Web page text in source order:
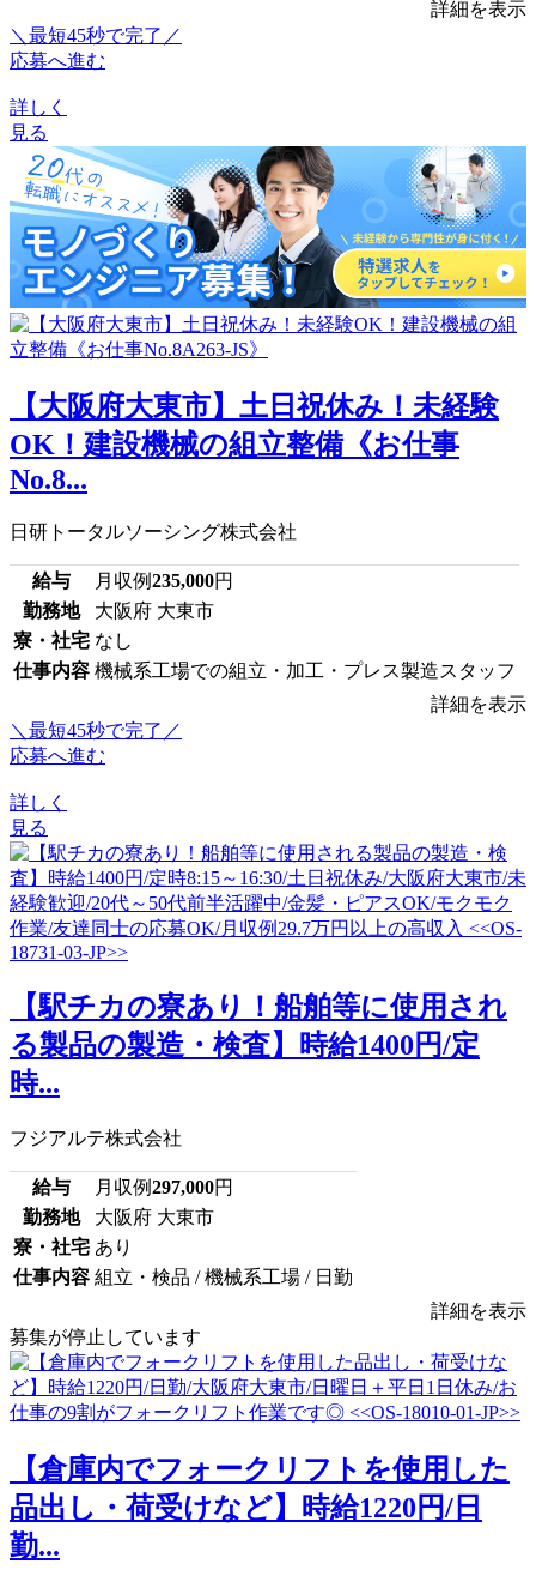
詳細を表示
＼最短45秒で完了／
応募へ進む
詳しく
見る
【大阪府大東市】土日祝休み！未経験
OK！建設機械の組立整備《お仕事
No.8...
日研トータルソーシング株式会社
給与 月収例235,000円
勤務地
大阪府 大東市
寮・社宅 なし
仕事内容 機械系工場での組立・加工・プレス製造スタッフ
詳細を表示
＼最短45秒で完了／
応募へ進む
詳しく
見る
【駅チカの寮あり！船舶等に使用され
る製品の製造・検査】時給1400円/定
時...
フジアルテ株式会社
給与 月収例297,000円
勤務地
大阪府 大東市
寮・社宅 あり
仕事内容 組立・検品 / 機械系工場 / 日勤
詳細を表示
募集が停止しています
【倉庫内でフォークリフトを使用した
品出し・荷受けなど】時給1220円/日
勤...